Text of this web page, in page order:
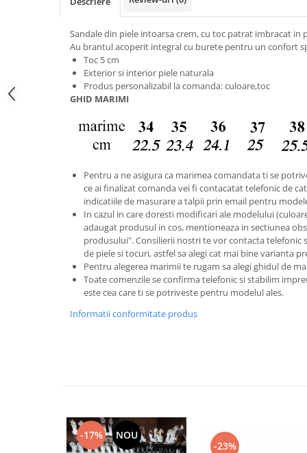
Sandale din piele intoarsa crem, cu toc patrat imbracat in
Au brantul acoperit integral cu burete pentru un confort
Toc 5 cm
Exterior si interior piele naturala
Produs personalizabil la comanda: culoare,toc
GHID MARIMI
Pentru a ne asigura ca marimea comandata ti se
ce ai finalizat comanda vei fi contacatat telefonic de
indicatiile de masurare a talpii prin email pentru
In cazul in care doresti modificari ale modelului
adaugat produsul in cos, mentioneaza in sectiunea
produsului". Consilierii nostri te vor contacta telefonic
de piele si tocuri, astfel sa alegi cat mai bine varianta
Pentru alegerea marimii te rugam sa alegi ghidul de
Toate comenzile se confirma telefonic si stabilim
este cea care ti se potriveste pentru modelul ales.
Informatii conformitate produs
-17% NOU
-23%